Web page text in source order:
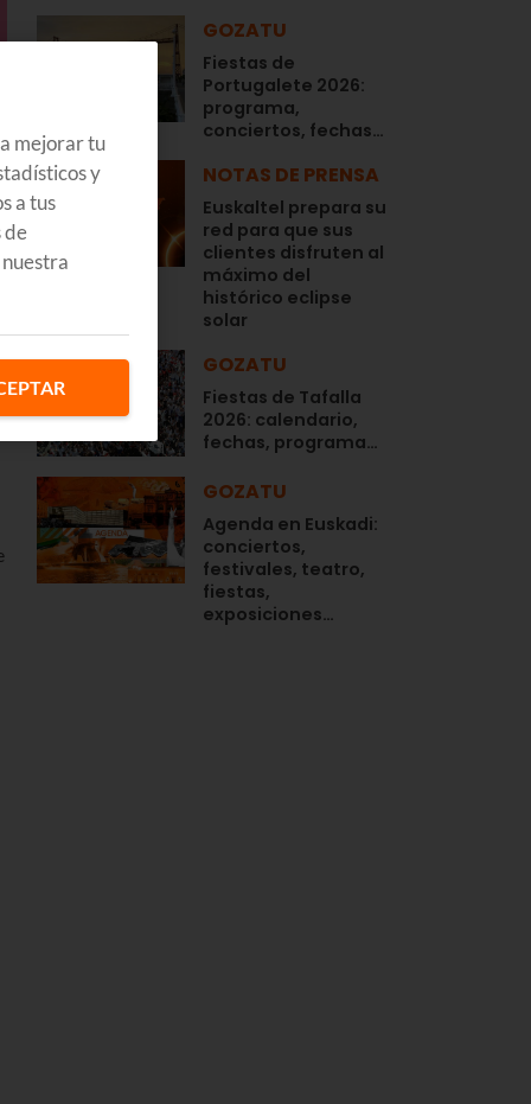
GOZATU
Fiestas de
Portugalete 2026:
programa,
conciertos, fechas…
NOTAS DE PRENSA
Euskaltel prepara su
red para que sus
clientes disfruten al
máximo del
histórico eclipse
solar
GOZATU
Fiestas de Tafalla
2026: calendario,
fechas, programa…
GOZATU
Agenda en Euskadi:
conciertos,
festivales, teatro,
fiestas,
exposiciones…
mejorar tu
y
a tus
de